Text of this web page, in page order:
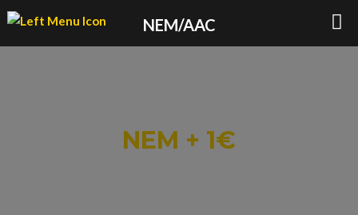
Observação:
este
site
NEM + 1€
NEM/AAC